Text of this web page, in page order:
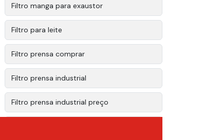
Filtro manga para exaustor
Filtro para leite
Filtro prensa comprar
Filtro prensa industrial
Filtro prensa industrial preço